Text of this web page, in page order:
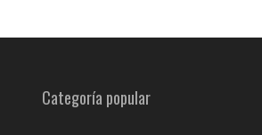
Categoría popular